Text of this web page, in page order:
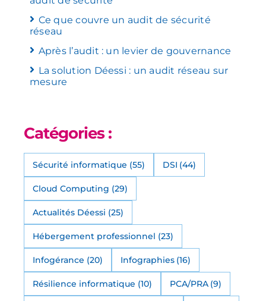
Ce que couvre un audit de sécurité
réseau
Après l’audit : un levier de gouvernance
La solution Déessi : un audit réseau sur
mesure
Catégories :
Sécurité informatique (55) DSI (44)
Cloud Computing (29)
Actualités Déessi (25)
Hébergement professionnel (23)
Infogérance (20) Infographies (16)
Résilience informatique (10) PCA/PRA (9)